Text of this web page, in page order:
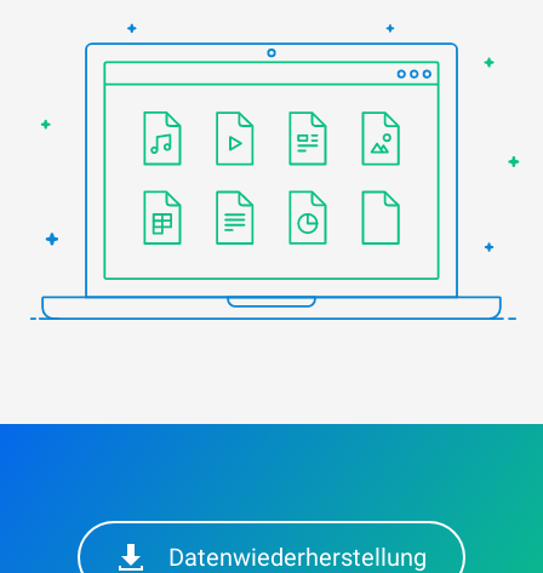
Datenwiederherstellung